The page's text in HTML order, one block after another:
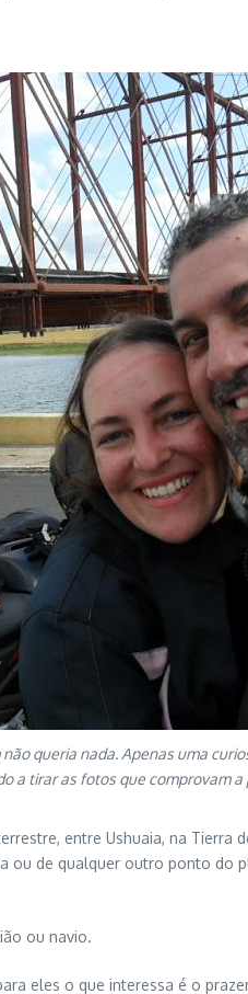
queria nada. Apenas uma
a tirar as fotos que comprovam
entre Ushuaia, na Tierra
de qualquer outro ponto do
ou navio.
eles o que interessa é o